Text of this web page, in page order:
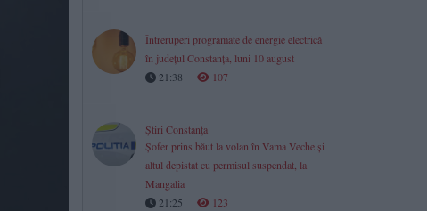
Întreruperi programate de energie electrică
în județul Constanța, luni 10 august
21:38
107
Știri Constanța
Șofer prins băut la volan în Vama Veche și
altul depistat cu permisul suspendat, la
Mangalia
21:25
123